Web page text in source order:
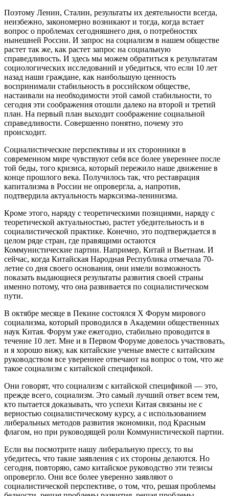
Поэтому Ленин, Сталин, результаты их деятельности всегда,
неизбежно, закономерно возникают и тогда, когда встает
вопрос о проблемах сегодняшнего дня, о потребностях
нынешней России. И запрос на социализм в нашем обществе
растет так же, как растет запрос на социальную
справедливость. И здесь мы можем обратиться к результатам
социологических исследований и убедиться, что если 10 лет
назад наши граждане, как наибольшую ценность
воспринимали стабильность в российском обществе,
настаивали на необходимости этой самой стабильности, то
сегодня эти соображения отошли далеко на второй и третий
план. На первый план выходит соображение социальной
справедливости. Совершенно понятно, почему это
происходит.
Социалистические перспективы и их сторонники в
современном мире чувствуют себя все более увереннее после
той беды, того кризиса, который пережило наше движение в
конце прошлого века. Получилось так, что реставрация
капитализма в России не опровергла, а, напротив,
подтвердила актуальность марксизма-ленинизма.
Кроме этого, наряду с теоретическими позициями, наряду с
теоретической актуальностью, растет убедительность и в
социалистической практике. Конечно, это подтверждается в
целом ряде стран, где правящими остаются
Коммунистические партии. Например, Китай и Вьетнам. И
сейчас, когда Китайская Народная Республика отмечала 70-
летие со дня своего основания, они имели возможность
показать выдающиеся результаты развития своей страны
именно потому, что она развивается по социалистическом
пути.
В октябре месяце в Пекине состоялся Х Форум мирового
социализма, который проводился в Академии общественных
наук Китая. Форум уже ежегодно, стабильно проводится в
течение 10 лет. Мне и в Первом Форуме довелось участвовать,
и я хорошо вижу, как китайские ученые вместе с китайским
руководством все увереннее отвечают на вопрос о том, что же
такое социализм с китайской спецификой.
Они говорят, что социализм с китайской спецификой — это,
прежде всего, социализм. Это самый лучший ответ всем тем,
кто пытается доказывать, что успехи Китая связаны не с
верностью социалистическому курсу, а с использованием
либеральных методов развития экономики, под Красным
флагом, но при руководящей роли Коммунистической партии.
Если вы посмотрите нашу либеральную прессу, то вы
убедитесь, что такие заявления с их стороны делаются. Но
сегодня, повторяю, само китайское руководство эти тезисы
опровергло. Они все более уверенно заявляют о
социалистической перспективе, о том, что, решая проблемы